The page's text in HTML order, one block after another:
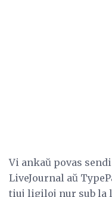
Vi ankaŭ povas
LiveJournal aŭ
tiuj ligiloj nur sub la